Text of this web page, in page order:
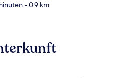
- 0.9 km